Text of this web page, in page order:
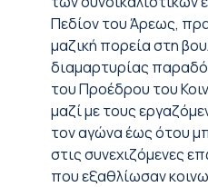
Πεδίον του Άρεως,
μαζική πορεία στη
διαμαρτυρίας
του Προέδρου του
μαζί με τους
τον αγώνα έως ότου
στις συνεχιζόμενες
που εξαθλίωσαν